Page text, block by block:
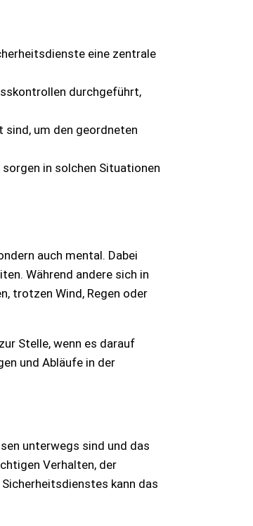
eine zentrale
durchgeführt,
um den geordneten
in solchen Situationen
auch mental. Dabei
Während andere sich in
trotzen Wind, Regen oder
Stelle, wenn es darauf
und Abläufe in der
unterwegs sind und das
Verhalten, der
kann das